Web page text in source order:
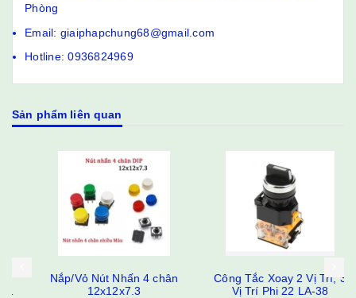
Phòng
Email: giaiphapchung68@gmail.com
Hotline: 0936824969
Sản phẩm liên quan
Nắp/Vỏ Nút Nhấn 4 chân
12x12x7.3
Công Tắc Xoay 2 Vị Trí, 3
Vị Trí Phi 22 LA-38